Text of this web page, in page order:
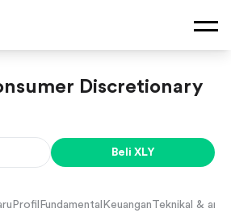
Discretionary
Beli XLY
Profil Fundamental Keuangan Teknikal &